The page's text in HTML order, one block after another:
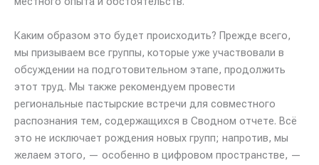
Каким образом это будет происходить? Прежде всего,
мы призываем все группы, которые уже участвовали в
обсуждении на подготовительном этапе, продолжить
этот труд. Мы также рекомендуем провести
региональные пастырские встречи для совместного
распознания тем, содержащихся в Сводном отчете. Всё
это не исключает рождения новых групп; напротив, мы
желаем этого, — особенно в цифровом пространстве, —